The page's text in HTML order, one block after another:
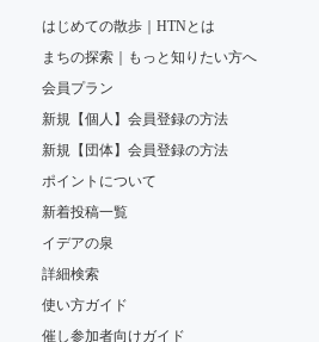
はじめての散歩｜HTNとは
まちの探索｜もっと知りたい方へ
会員プラン
新規【個人】会員登録の方法
新規【団体】会員登録の方法
ポイントについて
新着投稿一覧
イデアの泉
詳細検索
使い方ガイド
催し参加者向けガイド